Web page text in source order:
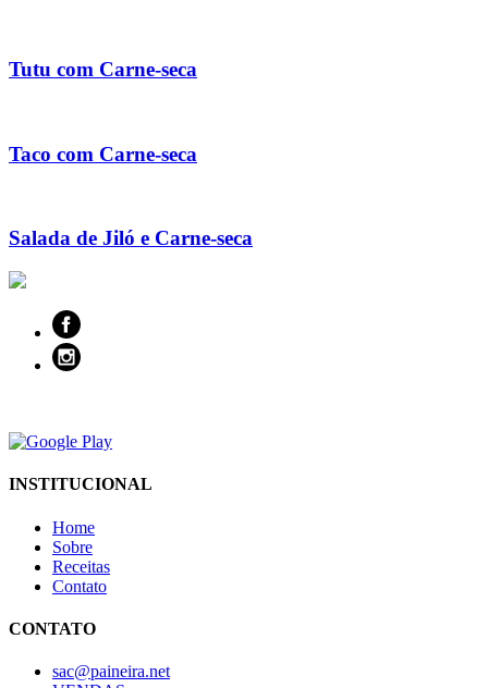
Tutu com Carne-seca
Taco com Carne-seca
Salada de Jiló e Carne-seca
INSTITUCIONAL
Home
Sobre
Receitas
Contato
CONTATO
sac@paineira.net